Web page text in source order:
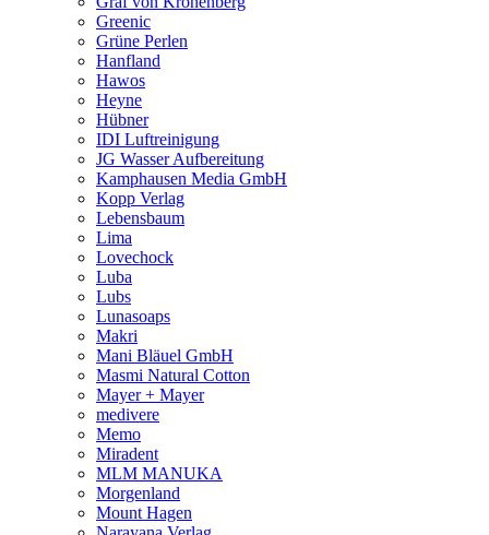
Greenic
Grüne Perlen
Hanfland
Hawos
Heyne
Hübner
IDI Luftreinigung
JG Wasser Aufbereitung
Kamphausen Media GmbH
Kopp Verlag
Lebensbaum
Lima
Lovechock
Luba
Lubs
Lunasoaps
Makri
Mani Bläuel GmbH
Masmi Natural Cotton
Mayer + Mayer
medivere
Memo
Miradent
MLM MANUKA
Morgenland
Mount Hagen